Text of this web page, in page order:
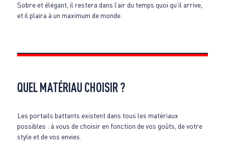
Sobre et élégant, il restera dans l’air du temps quoi qu’il arrive,
et il plaira à un maximum de monde.
QUEL MATÉRIAU CHOISIR ?
Les portails battants existent dans tous les matériaux
possibles : à vous de choisir en fonction de vos goûts, de votre
style et de vos envies.